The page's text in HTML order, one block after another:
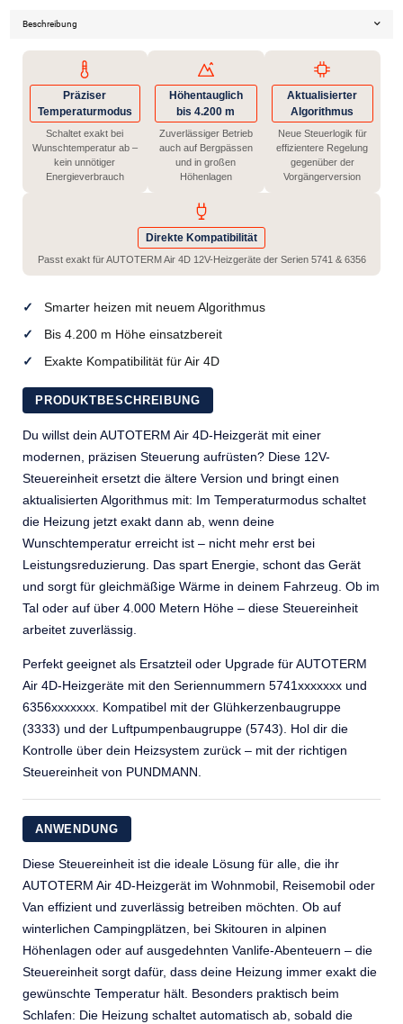
Beschreibung
Präziser
Temperaturmodus
Schaltet exakt bei
Wunschtemperatur ab –
kein unnötiger
Energieverbrauch
Höhentauglich
bis 4.200 m
Zuverlässiger Betrieb
auch auf Bergpässen
und in großen
Höhenlagen
Aktualisierter
Algorithmus
Neue Steuerlogik für
effizientere Regelung
gegenüber der
Vorgängerversion
Direkte Kompatibilität
Passt exakt für AUTOTERM Air 4D 12V-Heizgeräte der Serien 5741 & 6356
Smarter heizen mit neuem Algorithmus
Bis 4.200 m Höhe einsatzbereit
Exakte Kompatibilität für Air 4D
PRODUKTBESCHREIBUNG
Du willst dein AUTOTERM Air 4D-Heizgerät mit einer
modernen, präzisen Steuerung aufrüsten? Diese 12V-
Steuereinheit ersetzt die ältere Version und bringt einen
aktualisierten Algorithmus mit: Im Temperaturmodus schaltet
die Heizung jetzt exakt dann ab, wenn deine
Wunschtemperatur erreicht ist – nicht mehr erst bei
Leistungsreduzierung. Das spart Energie, schont das Gerät
und sorgt für gleichmäßige Wärme in deinem Fahrzeug. Ob im
Tal oder auf über 4.000 Metern Höhe – diese Steuereinheit
arbeitet zuverlässig.
Perfekt geeignet als Ersatzteil oder Upgrade für AUTOTERM
Air 4D-Heizgeräte mit den Seriennummern 5741xxxxxxx und
6356xxxxxxx. Kompatibel mit der Glühkerzenbaugruppe
(3333) und der Luftpumpenbaugruppe (5743). Hol dir die
Kontrolle über dein Heizsystem zurück – mit der richtigen
Steuereinheit von PUNDMANN.
ANWENDUNG
Diese Steuereinheit ist die ideale Lösung für alle, die ihr
AUTOTERM Air 4D-Heizgerät im Wohnmobil, Reisemobil oder
Van effizient und zuverlässig betreiben möchten. Ob auf
winterlichen Campingplätzen, bei Skitouren in alpinen
Höhenlagen oder auf ausgedehnten Vanlife-Abenteuern – die
Steuereinheit sorgt dafür, dass deine Heizung immer exakt die
gewünschte Temperatur hält. Besonders praktisch beim
Schlafen: Die Heizung schaltet automatisch ab, sobald die